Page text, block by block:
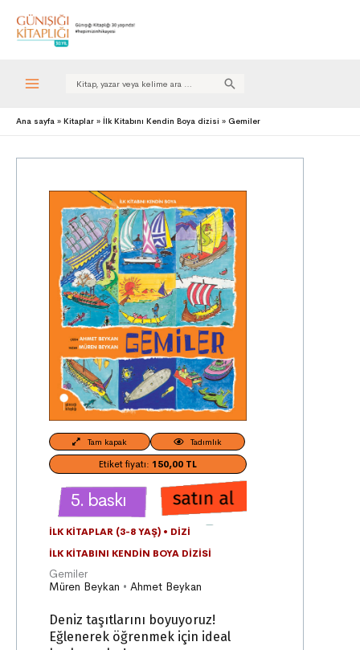
Search
Ana sayfa Kitaplar İlk Kitabını Kendin Boya dizisi Gemiler
Tam kapak Tadımlık
Etiket fiyatı: 150,00 TL
5. baskı
İLK KITAPLAR (3-8 YAŞ) • DIZI
İLK KITABINI KENDIN BOYA DIZISI
Gemiler
Müren Beykan • Ahmet Beykan
Deniz taşıtlarını boyuyoruz!
Eğlenerek öğrenmek için ideal